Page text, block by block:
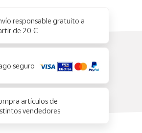
responsable gratuito a
de 20 €
seguro
artículos de
vendedores